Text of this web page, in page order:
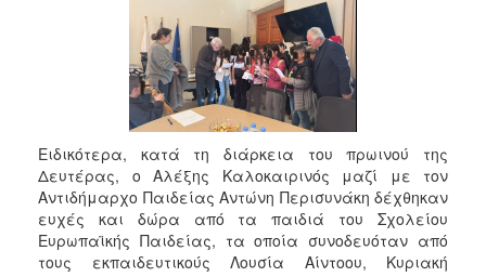
ΔΗΜΟΤΗΣ
Ειδικότερα, κατά τη διάρκεια του πρωινού της
Δευτέρας, ο Αλέξης Καλοκαιρινός μαζί με τον
Αντιδήμαρχο Παιδείας Αντώνη Περισυνάκη δέχθηκαν
ευχές και δώρα από τα παιδιά του Σχολείου
Ευρωπαϊκής Παιδείας, τα οποία συνοδευόταν από
τους εκπαιδευτικούς Λουσία Αίντοου, Κυριακή